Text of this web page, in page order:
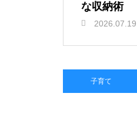
な収納術
2026.07.19
子育て